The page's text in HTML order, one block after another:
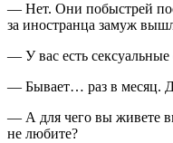
— Нет. Они побыстрей
за иностранца замуж
— У вас есть
— Бывает… раз в месяц.
— А для чего вы живете
не любите?